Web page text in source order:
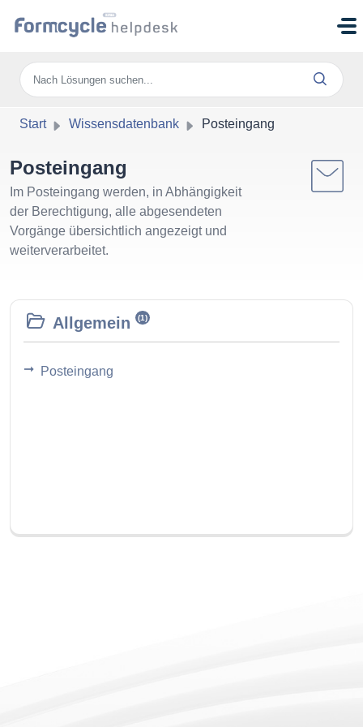
Start Wissensdatenbank Posteingang
Posteingang
Im Posteingang werden, in Abhängigkeit
der Berechtigung, alle abgesendeten
Vorgänge übersichtlich angezeigt und
weiterverarbeitet.
Allgemein (1)
Posteingang